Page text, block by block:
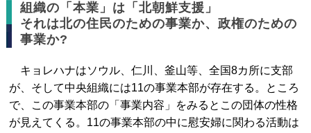
組織の「本業」は「北朝鮮支援」
それは北の住民のための事業か、政権のための
事業か?
キョレハナはソウル、仁川、釜山等、全国8カ所に支部
が、そして中央組織には11の事業本部が存在する。ところ
で、この事業本部の「事業内容」をみるとこの団体の性格
が見えてくる。11の事業本部の中に慰安婦に関わる活動は